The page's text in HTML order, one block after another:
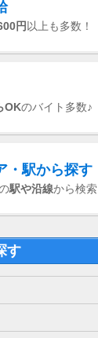
円 以上も多数！
OKのバイト多数♪
・駅から探す
駅や沿線から検索
す